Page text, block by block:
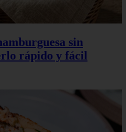
sin
rápido y fácil